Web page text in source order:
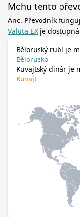
Mohu tento
Ano. Převodník
Valuta EX je
Běloruský rubl je
Bělorusko
Kuvajtský dinár je
Kuvajt